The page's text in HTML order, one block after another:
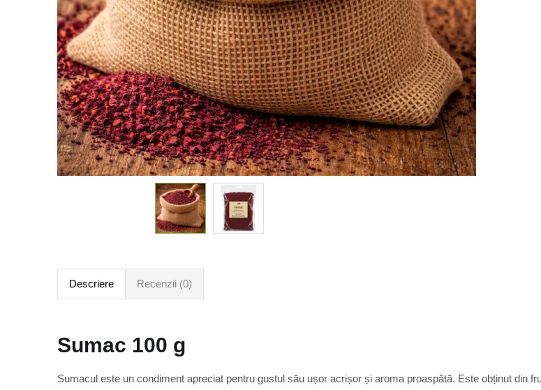
Descriere Recenzii (0)
Sumac 100 g
Sumacul este un condiment apreciat pentru gustul său ușor acrișor și aroma proaspătă. Este obținut din